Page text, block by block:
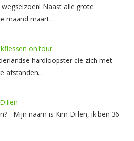
Naast alle grote
maand maart…
on tour
hardloopster die zich met
afstanden.…
Mijn naam is Kim Dillen, ik ben 36